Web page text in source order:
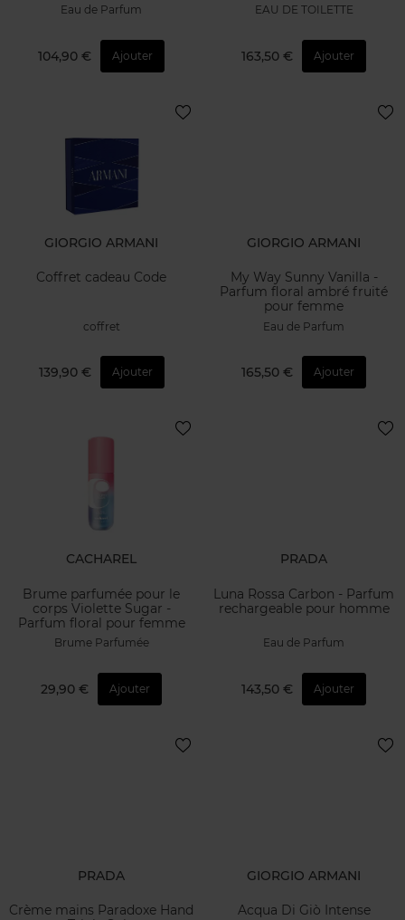
Eau de Parfum
104,90 € Ajouter
EAU DE TOILETTE
163,50 € Ajouter
GIORGIO ARMANI
Coffret cadeau Code
coffret
139,90 € Ajouter
GIORGIO ARMANI
My Way Sunny Vanilla -
Parfum floral ambré fruité
pour femme
Eau de Parfum
165,50 € Ajouter
CACHAREL
Brume parfumée pour le
corps Violette Sugar -
Parfum floral pour femme
Brume Parfumée
29,90 € Ajouter
PRADA
Luna Rossa Carbon - Parfum
rechargeable pour homme
Eau de Parfum
143,50 € Ajouter
PRADA
Crème mains Paradoxe Hand
GIORGIO ARMANI
Acqua Di Giò Intense